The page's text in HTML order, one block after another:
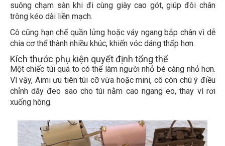
suông chạm sàn khi đi cùng giày cao gót, giúp đôi chân
trông kéo dài liền mạch.
Cô cũng hạn chế quần lửng hoặc váy ngang bắp chân vì dễ
chia cơ thể thành nhiều khúc, khiến vóc dáng thấp hơn.
Kích thước phụ kiện quyết định tổng thể
Một chiếc túi quá to có thể làm người nhỏ bé càng nhỏ hơn.
Vì vậy, Aimi ưu tiên túi cỡ vừa hoặc mini, cô còn chú ý điều
chỉnh dây đeo sao cho túi nằm cao ngang eo, thay vì rơi
xuống hông.